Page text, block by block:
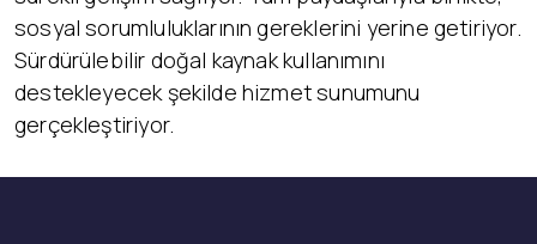
sosyal sorumluluklarının gereklerini yerine getiriyor.
Sürdürülebilir doğal kaynak kullanımını
destekleyecek şekilde hizmet sunumunu
gerçekleştiriyor.